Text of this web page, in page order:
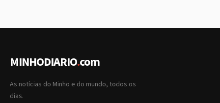
MINHODIARIO.com
As notícias do Minho e do mundo, todos os
dias.